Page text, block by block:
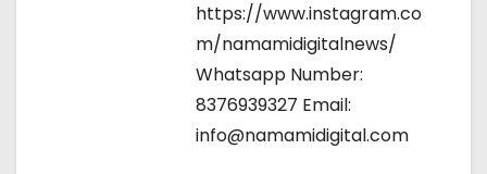
https://www.instagram.co
m/namamidigitalnews/
Whatsapp Number:
8376939327 Email:
info@namamidigital.com